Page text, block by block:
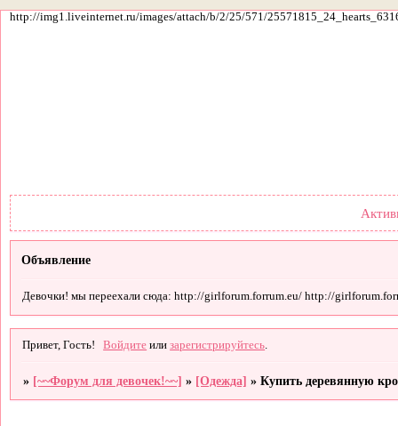
http://img1.liveinternet.ru/images/attach/b/2/25/571/
Объявление
Девочки! мы переехали сюда: http://girlforum.forrum.eu/ http://
Привет, Гость! Войдите илизарегистрируйтесь
» [~~Форум для девочек!~~] » [Одежда] »Купить деревянную